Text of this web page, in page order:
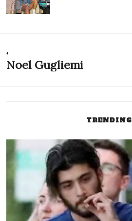
Post
navigation
Previous
Noel Gugliemi
TRENDING